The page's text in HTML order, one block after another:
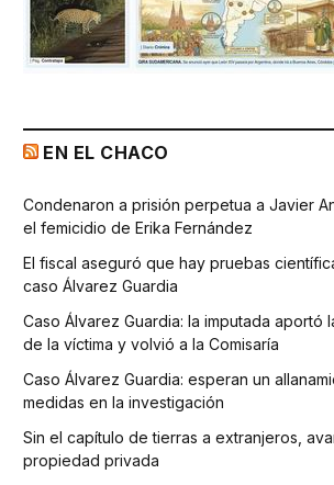
EN EL CHACO
Condenaron a prisión perpetua a Javier
el femicidio de Erika Fernández
El fiscal aseguró que hay pruebas
caso Álvarez Guardia
Caso Álvarez Guardia: la imputada aportó
de la víctima y volvió a la Comisaría
Caso Álvarez Guardia: esperan un
medidas en la investigación
Sin el capítulo de tierras a extranjeros,
propiedad privada